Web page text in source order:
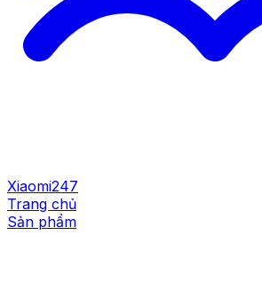
Xiaomi247
Trang chủ
Sản phẩm